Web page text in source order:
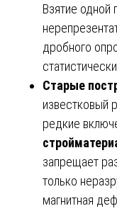
Взятие одной
дробного
Старые
известковый
редкие
запрещает
только
магнитная